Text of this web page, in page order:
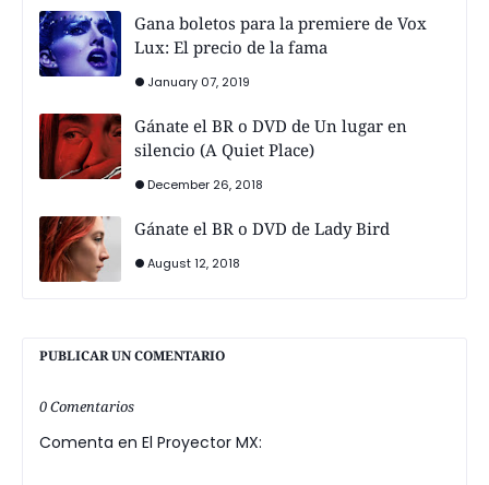
Gana boletos para la premiere de Vox
Lux: El precio de la fama
January 07, 2019
Gánate el BR o DVD de Un lugar en
silencio (A Quiet Place)
December 26, 2018
Gánate el BR o DVD de Lady Bird
August 12, 2018
PUBLICAR UN COMENTARIO
0 Comentarios
Comenta en El Proyector MX: